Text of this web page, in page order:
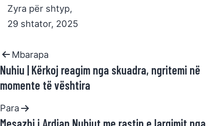
Zyra për shtyp,
29 shtator, 2025
Mbarapa
Nuhiu | Kërkoj reagim nga skuadra, ngritemi në
momente të vështira
Para